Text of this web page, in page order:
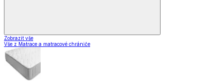
Zobrazit vše
Vše z Matrace a matracové chrániče